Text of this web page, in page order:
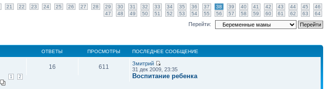
21 22 23 24 25 26 27 28 29 30 31 32 33 34 35 36 37 38 39 40 41 42 43 44 45
46
47
48 49 50 51 52 53 54 55 56 57 58 59 60 61 62 63 64
Перейти:
ОТВЕТЫ ПРОСМОТРЫ ПОСЛЕДНЕЕ СООБЩЕНИЕ
1 2
16 611
Змитрий
31 дек 2009, 23:35
Воспитание ребенка